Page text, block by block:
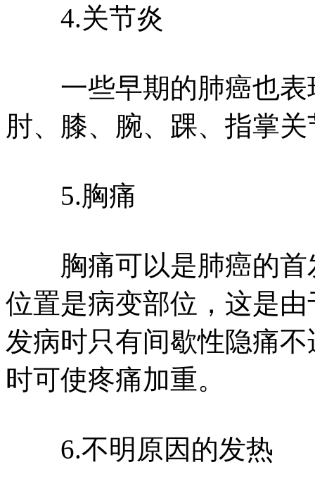
4.关节炎
一些早期的肺癌也表
肘、膝、腕、踝、指掌
5.胸痛
胸痛可以是肺癌的首
位置是病变部位，这是
发病时只有间歇性隐痛
时可使疼痛加重。
6.不明原因的发热